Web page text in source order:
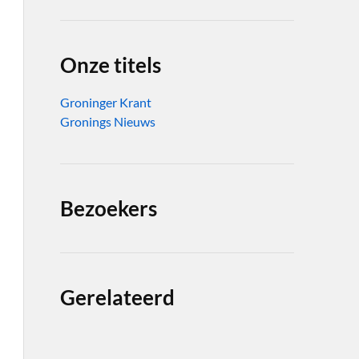
Onze titels
Groninger Krant
Gronings Nieuws
Bezoekers
Gerelateerd